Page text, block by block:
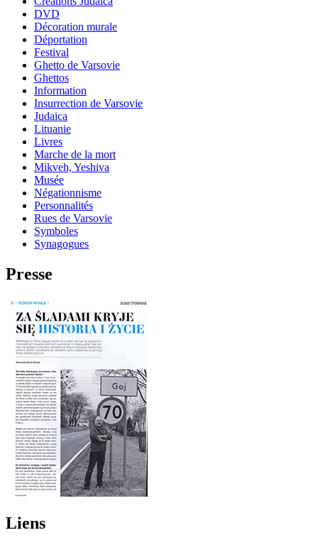
DVD
Décoration murale
Déportation
Festival
Ghetto de Varsovie
Ghettos
Information
Insurrection de Varsovie
Judaica
Lituanie
Livres
Marche de la mort
Mikveh, Yeshiva
Musée
Négationnisme
Personnalités
Rues de Varsovie
Symboles
Synagogues
Presse
Liens